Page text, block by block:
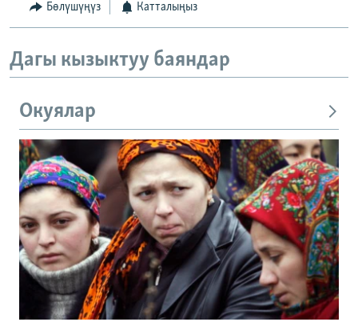
Бөлүшүңүз Катталыңыз
Дагы кызыктуу баяндар
Окуялар